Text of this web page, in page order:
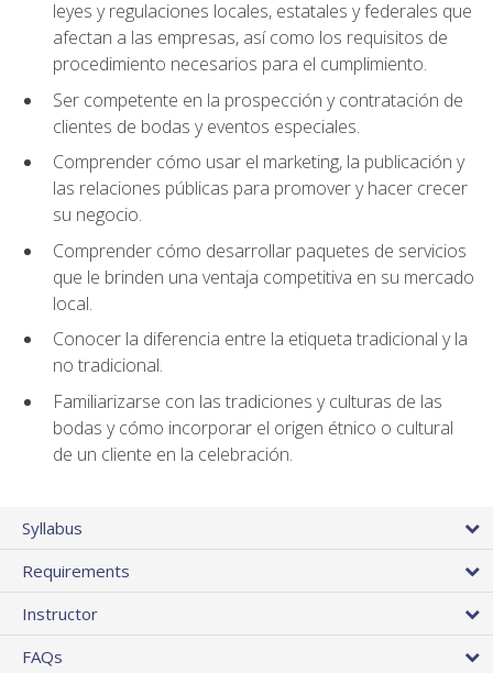
leyes y regulaciones locales, estatales y federales que
afectan a las empresas, así como los requisitos de
procedimiento necesarios para el cumplimiento.
Ser competente en la prospección y contratación de
clientes de bodas y eventos especiales.
Comprender cómo usar el marketing, la publicación y
las relaciones públicas para promover y hacer crecer
su negocio.
Comprender cómo desarrollar paquetes de servicios
que le brinden una ventaja competitiva en su mercado
local.
Conocer la diferencia entre la etiqueta tradicional y la
no tradicional.
Familiarizarse con las tradiciones y culturas de las
bodas y cómo incorporar el origen étnico o cultural
de un cliente en la celebración.
Syllabus
Requirements
Instructor
FAQs